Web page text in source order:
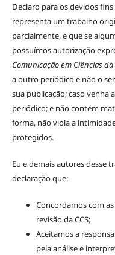
Declaro para os devidos
representa um trabalho
parcialmente, e que se
possuímos autorização
Comunicação em Ciências da
a outro periódico e não o
sua publicação; caso venha
periódico; e não contém
forma, não viola a
protegidos.
Eu e demais autores desse
declaração que:
Concordamos com
revisão da CCS;
Aceitamos a
pela análise e